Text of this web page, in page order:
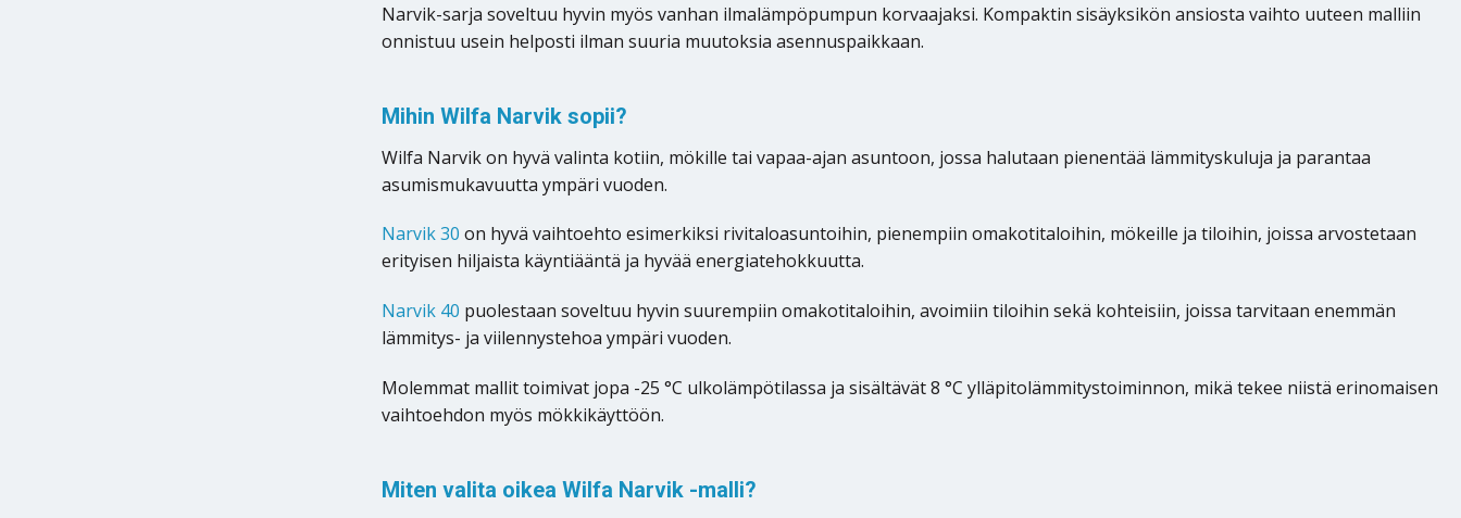
Narvik-sarja soveltuu hyvin myös vanhan ilmalämpöpumpun korvaajaksi. Kompaktin sisäyksikön ansiosta vaihto uuteen malliin
onnistuu usein helposti ilman suuria muutoksia asennuspaikkaan.
Mihin Wilfa Narvik sopii?
Wilfa Narvik on hyvä valinta kotiin, mökille tai vapaa-ajan asuntoon, jossa halutaan pienentää lämmityskuluja ja parantaa
asumismukavuutta ympäri vuoden.
Narvik 30 on hyvä vaihtoehto esimerkiksi rivitaloasuntoihin, pienempiin omakotitaloihin, mökeille ja tiloihin, joissa arvostetaan
erityisen hiljaista käyntiääntä ja hyvää energiatehokkuutta.
Narvik 40 puolestaan soveltuu hyvin suurempiin omakotitaloihin, avoimiin tiloihin sekä kohteisiin, joissa tarvitaan enemmän
lämmitys- ja viilennystehoa ympäri vuoden.
Molemmat mallit toimivat jopa -25 °C ulkolämpötilassa ja sisältävät 8 °C ylläpitolämmitystoiminnon, mikä tekee niistä erinomaisen
vaihtoehdon myös mökkikäyttöön.
Miten valita oikea Wilfa Narvik -malli?